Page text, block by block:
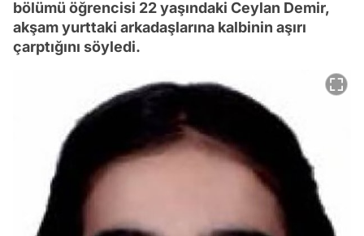
bölümü öğrencisi 22 yaşındaki Ceylan Demir,
akşam yurttaki arkadaşlarına kalbinin aşırı
çarptığını söyledi.